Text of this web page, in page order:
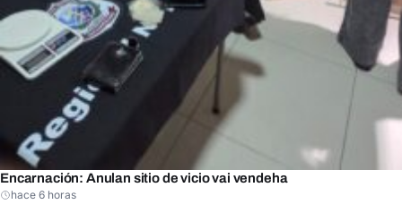
Encarnación: Anulan sitio de vicio vai vendeha
hace 6 horas